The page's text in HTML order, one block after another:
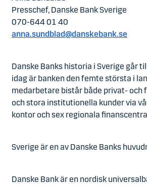
Presschef, Danske Bank Sverige
070-644 01 40
anna.sundblad@danskebank.se
Danske Banks historia i Sverige går
idag är banken den femte största i
medarbetare bistår både privat- och
och stora institutionella kunder via
kontor och sex regionala
Sverige är en av Danske Banks
Danske Bank är en nordisk